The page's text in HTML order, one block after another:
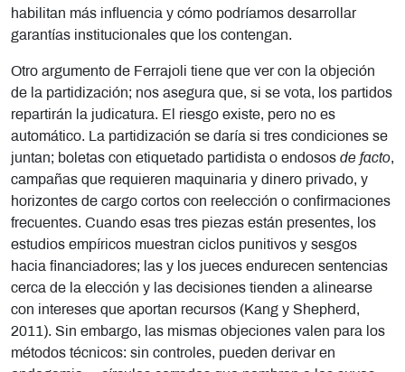
habilitan más influencia y cómo podríamos desarrollar
garantías institucionales que los contengan.
Otro argumento de Ferrajoli tiene que ver con la objeción
de la partidización; nos asegura que, si se vota, los partidos
repartirán la judicatura. El riesgo existe, pero no es
automático. La partidización se daría si tres condiciones se
juntan; boletas con etiquetado partidista o endosos de facto,
campañas que requieren maquinaria y dinero privado, y
horizontes de cargo cortos con reelección o confirmaciones
frecuentes. Cuando esas tres piezas están presentes, los
estudios empíricos muestran ciclos punitivos y sesgos
hacia financiadores; las y los jueces endurecen sentencias
cerca de la elección y las decisiones tienden a alinearse
con intereses que aportan recursos (Kang y Shepherd,
2011). Sin embargo, las mismas objeciones valen para los
métodos técnicos: sin controles, pueden derivar en